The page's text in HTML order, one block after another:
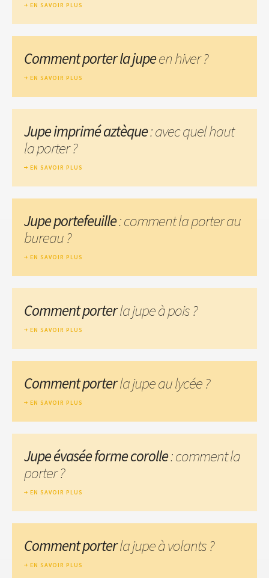
EN SAVOIR PLUS
Comment porter la jupeen hiver ?
EN SAVOIR PLUS
Jupe imprimé aztèque: avec quel haut
la porter ?
EN SAVOIR PLUS
Jupe portefeuille: comment la porter au
bureau ?
EN SAVOIR PLUS
Comment porterla jupe à pois ?
EN SAVOIR PLUS
Comment porterla jupe au lycée ?
EN SAVOIR PLUS
Jupe évasée forme corolle: comment la
porter ?
EN SAVOIR PLUS
Comment porterla jupe à volants ?
EN SAVOIR PLUS